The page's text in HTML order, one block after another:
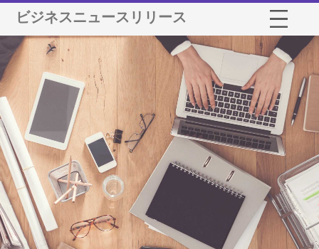
ビジネスニュースリリース